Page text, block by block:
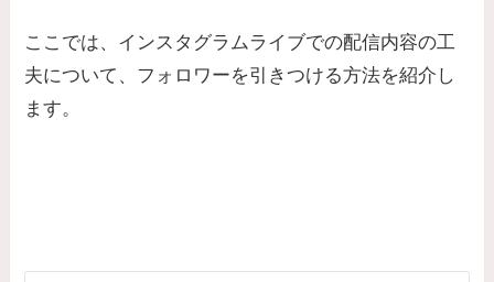
ここでは、インスタグラムライブでの配信内容の工
夫について、フォロワーを引きつける方法を紹介し
ます。